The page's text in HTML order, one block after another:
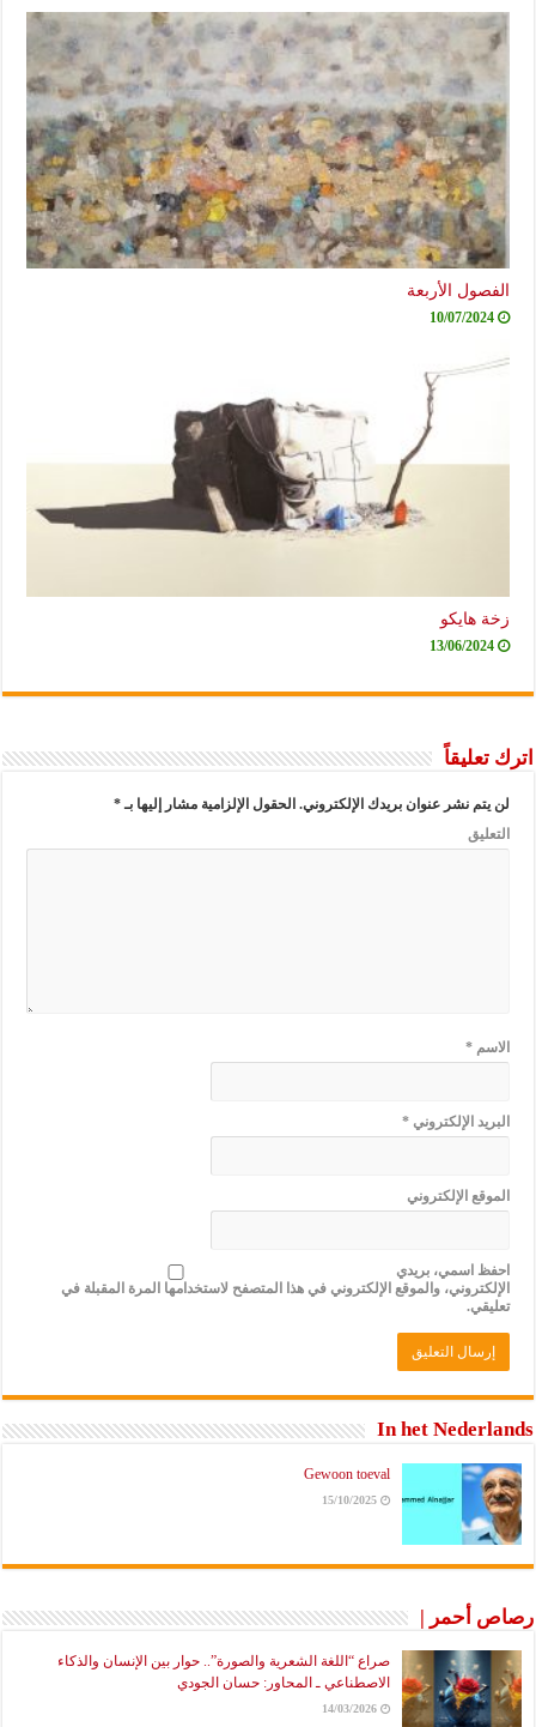
الفصول الأربعة
10/07/2024
زخة هايكو
13/06/2024
اترك تعليقاً
لن يتم نشر عنوان بريدك الإلكتروني. الحقول الإلزامية مشار إليها بـ*
التعليق
الاسم*
البريد الإلكتروني*
الموقع الإلكتروني
احفظ اسمي، بريدي
الإلكتروني، والموقع الإلكتروني في هذا المتصفح لاستخدامها المرة المقبلة في
تعليقي.
In het Nederlands
Gewoon toeval
15/10/2025
رصاص أحمر |
صراع “اللغة الشعرية والصورة”.. حوار بين الإنسان والذكاء
الاصطناعي ـ المحاور: حسان الجودي
14/03/2026